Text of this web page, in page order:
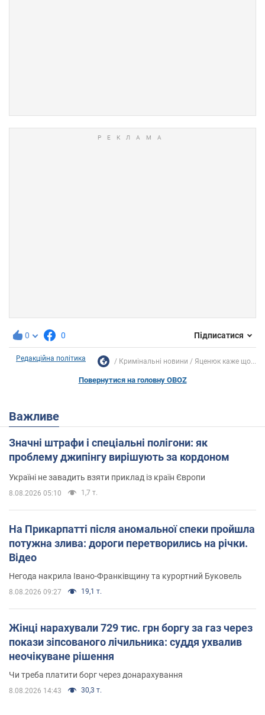
0 0 Підписатися
Редакційна політика Кримінальні новини Яценюк каже що...
Повернутися на головну OBOZ
Важливе
Значні штрафи і спеціальні полігони: як
проблему джипінгу вирішують за кордоном
Україні не завадить взяти приклад із країн Європи
8.08.2026 05:10 1,7 т.
На Прикарпатті після аномальної спеки пройшла
потужна злива: дороги перетворились на річки.
Відео
Негода накрила Івано-Франківщину та курортний Буковель
8.08.2026 09:27 19,1 т.
Жінці нарахували 729 тис. грн боргу за газ через
покази зіпсованого лічильника: суддя ухвалив
неочікуване рішення
Чи треба платити борг через донарахування
8.08.2026 14:43 30,3 т.